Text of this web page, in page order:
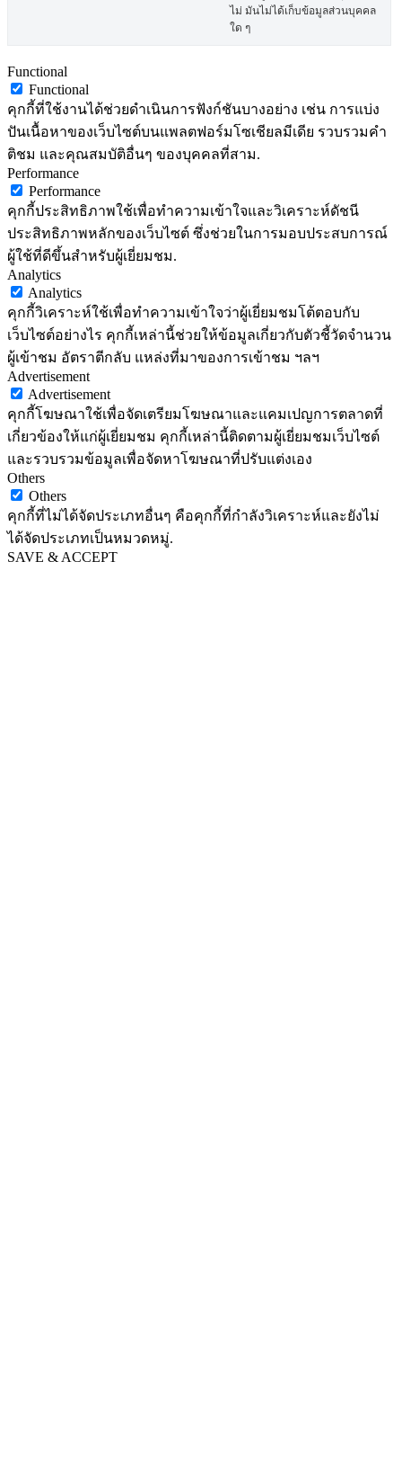
ไม่ มันไม่ได้เก็บข้อมูลส่วนบุคคล
ใด ๆ
Functional
Functional
คุกกี้ที่ใช้งานได้ช่วยดำเนินการฟังก์ชันบางอย่าง เช่น การแบ่ง
ปันเนื้อหาของเว็บไซต์บนแพลตฟอร์มโซเชียลมีเดีย รวบรวมคำ
ติชม และคุณสมบัติอื่นๆ ของบุคคลที่สาม.
Performance
Performance
คุกกี้ประสิทธิภาพใช้เพื่อทำความเข้าใจและวิเคราะห์ดัชนี
ประสิทธิภาพหลักของเว็บไซต์ ซึ่งช่วยในการมอบประสบการณ์
ผู้ใช้ที่ดีขึ้นสำหรับผู้เยี่ยมชม.
Analytics
Analytics
คุกกี้วิเคราะห์ใช้เพื่อทำความเข้าใจว่าผู้เยี่ยมชมโต้ตอบกับ
เว็บไซต์อย่างไร คุกกี้เหล่านี้ช่วยให้ข้อมูลเกี่ยวกับตัวชี้วัดจำนวน
ผู้เข้าชม อัตราตีกลับ แหล่งที่มาของการเข้าชม ฯลฯ
Advertisement
Advertisement
คุกกี้โฆษณาใช้เพื่อจัดเตรียมโฆษณาและแคมเปญการตลาดที่
เกี่ยวข้องให้แก่ผู้เยี่ยมชม คุกกี้เหล่านี้ติดตามผู้เยี่ยมชมเว็บไซต์
และรวบรวมข้อมูลเพื่อจัดหาโฆษณาที่ปรับแต่งเอง
Others
Others
คุกกี้ที่ไม่ได้จัดประเภทอื่นๆ คือคุกกี้ที่กำลังวิเคราะห์และยังไม่
ได้จัดประเภทเป็นหมวดหมู่.
SAVE & ACCEPT